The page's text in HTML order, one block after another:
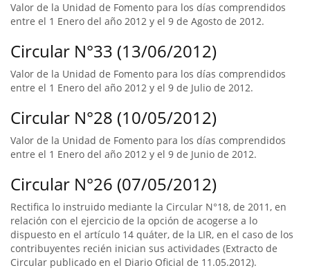
Valor de la Unidad de Fomento para los días comprendidos
entre el 1 Enero del año 2012 y el 9 de Agosto de 2012.
Circular N°33 (13/06/2012)
Valor de la Unidad de Fomento para los días comprendidos
entre el 1 Enero del año 2012 y el 9 de Julio de 2012.
Circular N°28 (10/05/2012)
Valor de la Unidad de Fomento para los días comprendidos
entre el 1 Enero del año 2012 y el 9 de Junio de 2012.
Circular N°26 (07/05/2012)
Rectifica lo instruido mediante la Circular N°18, de 2011, en
relación con el ejercicio de la opción de acogerse a lo
dispuesto en el artículo 14 quáter, de la LIR, en el caso de los
contribuyentes recién inician sus actividades (Extracto de
Circular publicado en el Diario Oficial de 11.05.2012).